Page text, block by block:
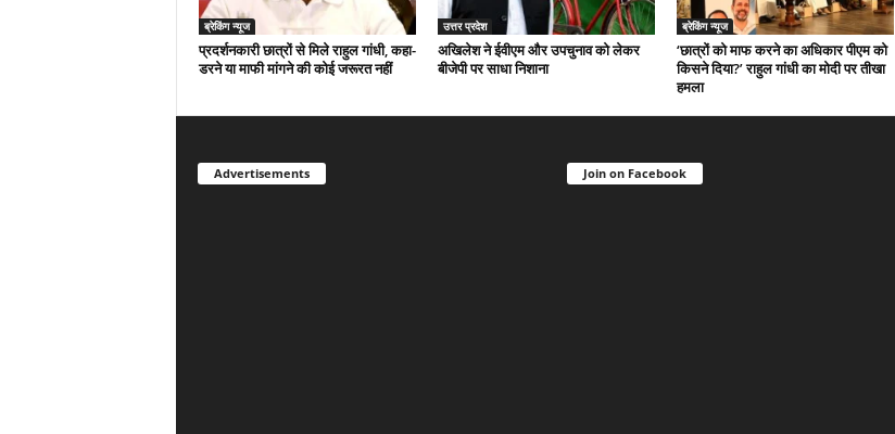
ब्रेकिंग न्यूज
प्रदर्शनकारी छात्रों से मिले राहुल गांधी, कहा-
डरने या माफी मांगने की कोई जरूरत नहीं
उत्तर प्रदेश
अखिलेश ने ईवीएम और उपचुनाव को लेकर
बीजेपी पर साधा निशाना
ब्रेकिंग न्यूज
‘छात्रों को माफ करने का अधिकार पीएम को
किसने दिया?’ राहुल गांधी का मोदी पर तीखा
हमला
Advertisements Join on Facebook